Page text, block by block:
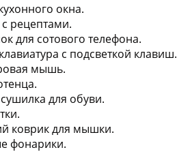
окна.
рецептами.
для сотового телефона.
с подсветкой клавиш.
мышь.
для обуви.
коврик для мышки.
фонарики.